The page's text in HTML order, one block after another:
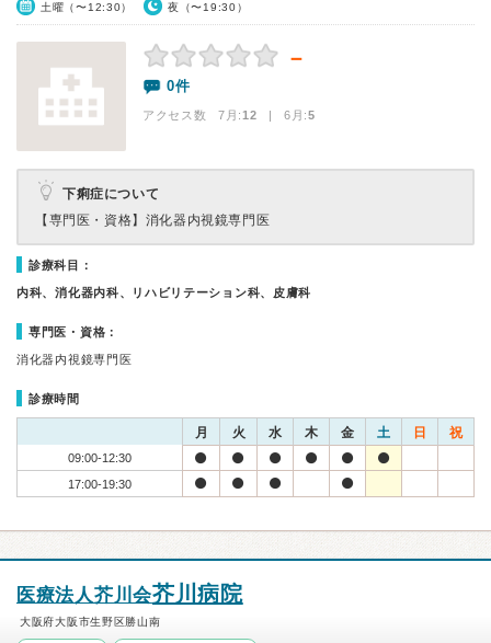
土曜（〜12:30） 夜（〜19:30）
－
0件
アクセス数 7月:12 | 6月:5
下痢症について
【専門医・資格】 消化器内視鏡専門医
診療科目：
内科、消化器内科、リハビリテーション科、皮膚科
専門医・資格：
消化器内視鏡専門医
診療時間
月 火 水 木 金 土 日 祝
09:00-12:30
17:00-19:30
医療法人芥川会芥川病院
大阪府大阪市生野区勝山南